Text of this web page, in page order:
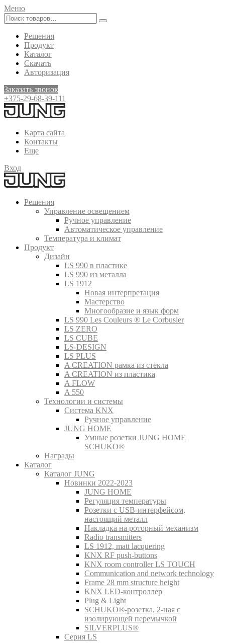
Меню
Решения
Продукт
Каталог
Скачать
Авторизация
Заказать звонок
+375-29-68-39-111
Карта сайта
Контакты
Еще
Вход
Решения
Управление освещением
Ручное управление
Автоматическое управление
Температура и климат
Продукт
Дизайн
LS 990 в пластике
LS 990 из металла
LS 1912
Новая интерпретация
Мастерство
Многообразие и язык форм
LS 990 Les Couleurs ® Le Corbusier
LS ZERO
LS CUBE
LS-DESIGN
LS PLUS
A CREATION рамка из стекла
A CREATION из пластика
A FLOW
A 550
Технологии и системы
Система KNX
Ручное управление
JUNG HOME
Умные розетки JUNG HOME
SCHUKO®
Награды
Каталог
Каталог JUNG
Новинки 2022-2023
JUNG HOME
Регуляция температуры
Розетки с USB-интерфейсом,
настоящий металл
Накладка на роторный механизм
Radio transmitters
LS 1912, matt lacquering
KNX RF push-buttons
KNX room controller LS TOUCH
Communication and network technology
Frame 28 mm structure height
KNX LED-контроллер
Plug & Light
SCHUKO®-розетка, 2-ная с
изолирующей перемычкой
SILVERPLUS®
Серия LS